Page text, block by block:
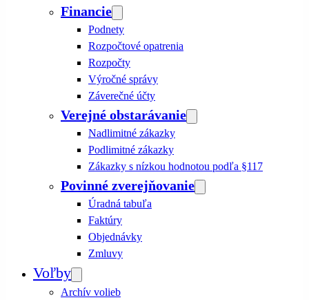
Financie
Podnety
Rozpočtové opatrenia
Rozpočty
Výročné správy
Záverečné účty
Verejné obstarávanie
Nadlimitné zákazky
Podlimitné zákazky
Zákazky s nízkou hodnotou podľa §117
Povinné zverejňovanie
Úradná tabuľa
Faktúry
Objednávky
Zmluvy
Voľby
Archív volieb